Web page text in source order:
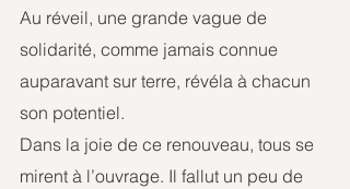
Au réveil, une grande vague de
solidarité, comme jamais connue
auparavant sur terre, révéla à chacun
son potentiel.
Dans la joie de ce renouveau, tous se
mirent à l’ouvrage. Il fallut un peu de